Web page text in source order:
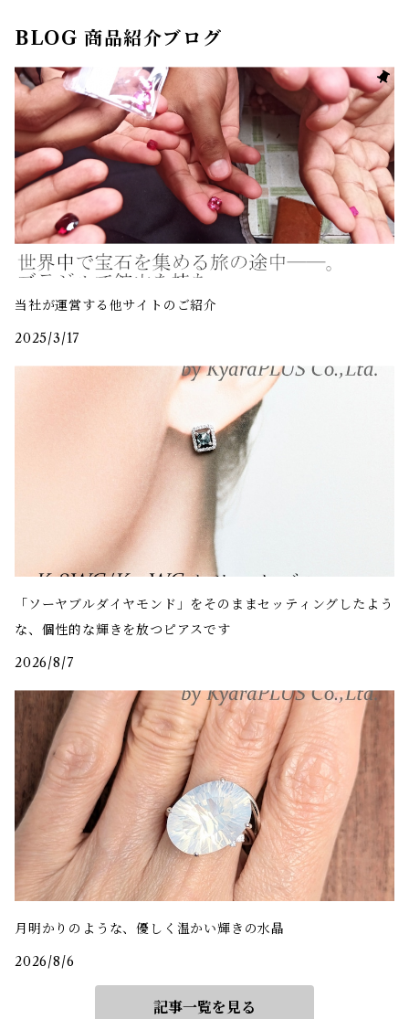
BLOG 商品紹介ブログ
当社が運営する他サイトのご紹介
2025/3/17
「ソーヤブルダイヤモンド」をそのままセッティングしたよう
な、個性的な輝きを放つピアスです
2026/8/7
月明かりのような、優しく温かい輝きの水晶
2026/8/6
記事一覧を見る